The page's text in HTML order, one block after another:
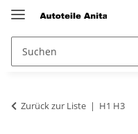
Zurück zur Liste H1 H3